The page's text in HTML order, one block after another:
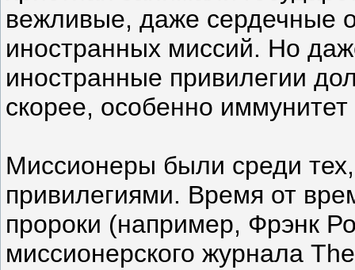
вежливые, даже сердечные
иностранных миссий. Но
иностранные привилегии
скорее, особенно иммунитет
Миссионеры были среди
привилегиями. Время от
пророки (например, Фрэнк
миссионерского журнала